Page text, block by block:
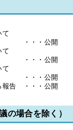
て
・・・公開
て
・・公開
て
・・公開
報告 ・・・公開
場合を除く）